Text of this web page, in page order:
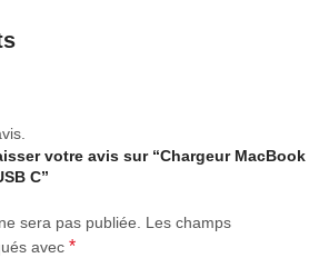
votre avis sur “Chargeur MacBook
C”
sera pas publiée.
Les champs
avec *